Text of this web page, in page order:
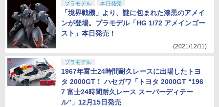
プラモデル 本日発売
「境界戦機」より、謎に包まれた漆黒のアメイ
ンが登場。プラモデル「HG 1/72 アメインゴー
スト」本日発売！
(2021/12/11)
プラモデル
1967年富士24時間耐久レースに出場したトヨ
タ 2000GT！ ハセガワ「トヨタ 2000GT “196
7 富士24時間耐久レース スーパーディテー
ル”」12月15日発売